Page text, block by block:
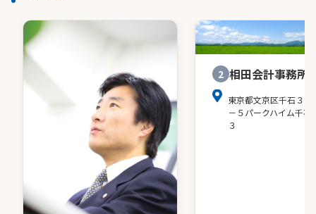
2 相田会計事務所
東京都文京区千石３－
－５パークハイム千石
３